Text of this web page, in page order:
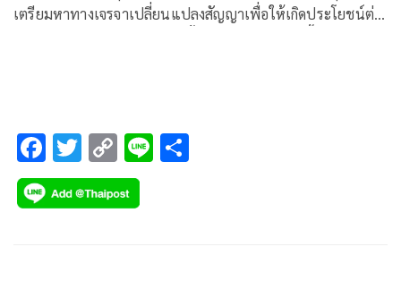
เตรียมหาทางเจรจาเปลี่ยนแปลงสัญญาเพื่อให้เกิดประโยชน์ต่อ
F
ac
e
T
wi
tt
C
o
p
Li